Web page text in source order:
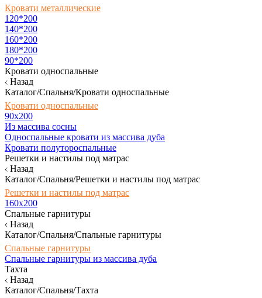
Кровати металлические
120*200
140*200
160*200
180*200
90*200
Кровати односпальные
Назад
Каталог/Спальня/Кровати односпальные
Кровати односпальные
90х200
Из массива сосны
Односпальные кровати из массива дуба
Кровати полутороспальные
Решетки и настилы под матрас
Назад
Каталог/Спальня/Решетки и настилы под матрас
Решетки и настилы под матрас
160х200
Спальные гарнитуры
Назад
Каталог/Спальня/Спальные гарнитуры
Спальные гарнитуры
Спальные гарнитуры из массива дуба
Тахта
Назад
Каталог/Спальня/Тахта